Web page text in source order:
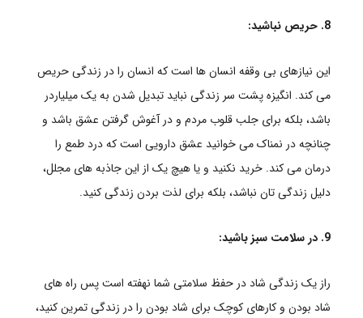
8. حریص نباشید:
این نیازهای بی وقفه انسان ها است که انسان را در زندگی حریص
می کند. انگیزه پشت سر زندگی نباید تبدیل شدن به یک میلیاردر
باشد، بلکه برای جلب قلوب مردم و در آغوش گرفتن عشق باشد و
چنانچه در نمناک می خوانید عشق دارویی است که درد طمع را
درمان می کند. خرید نکنید و یا هیچ یک از این جاذبه های مجلل،
دلیل زندگی تان نباشد، بلکه برای لذت بردن زندگی کنید.
9. در سلامت سبز باشید:
راز یک زندگی شاد در حفظ سلامتی شما نهفته است پس راه های
شاد بودن و کارهای کوچک برای شاد بودن را در زندگی تمرین کنید،